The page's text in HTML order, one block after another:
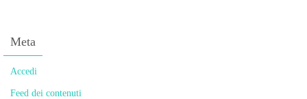
Meta
Accedi
Feed dei contenuti